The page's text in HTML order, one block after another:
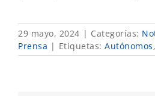
29 mayo, 2024 | Categorías:
Prensa | Etiquetas: Autónomos,